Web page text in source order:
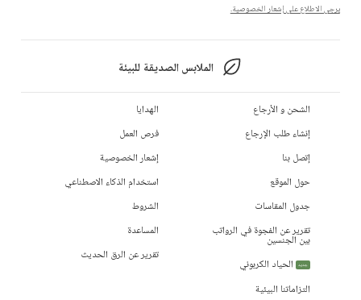
يرجى الاطلاع على إشعار الخصوصية.
الملابس الصديقة للبيئة
الشحن و الأرجاع
إنشاء طلب الإرجاع
إتصل بنا
حول الموقع
جدول المقاسات
تقرير عن الفجوة في الرواتب
بين الجنسين
جديد
الحياد الكربوني
التزاماتنا البيئية
الهدايا
فرص العمل
إشعار الخصوصية
استخدام الذكاء الاصطناعي
الشروط
المساعدة
تقرير عن الرق الحديث